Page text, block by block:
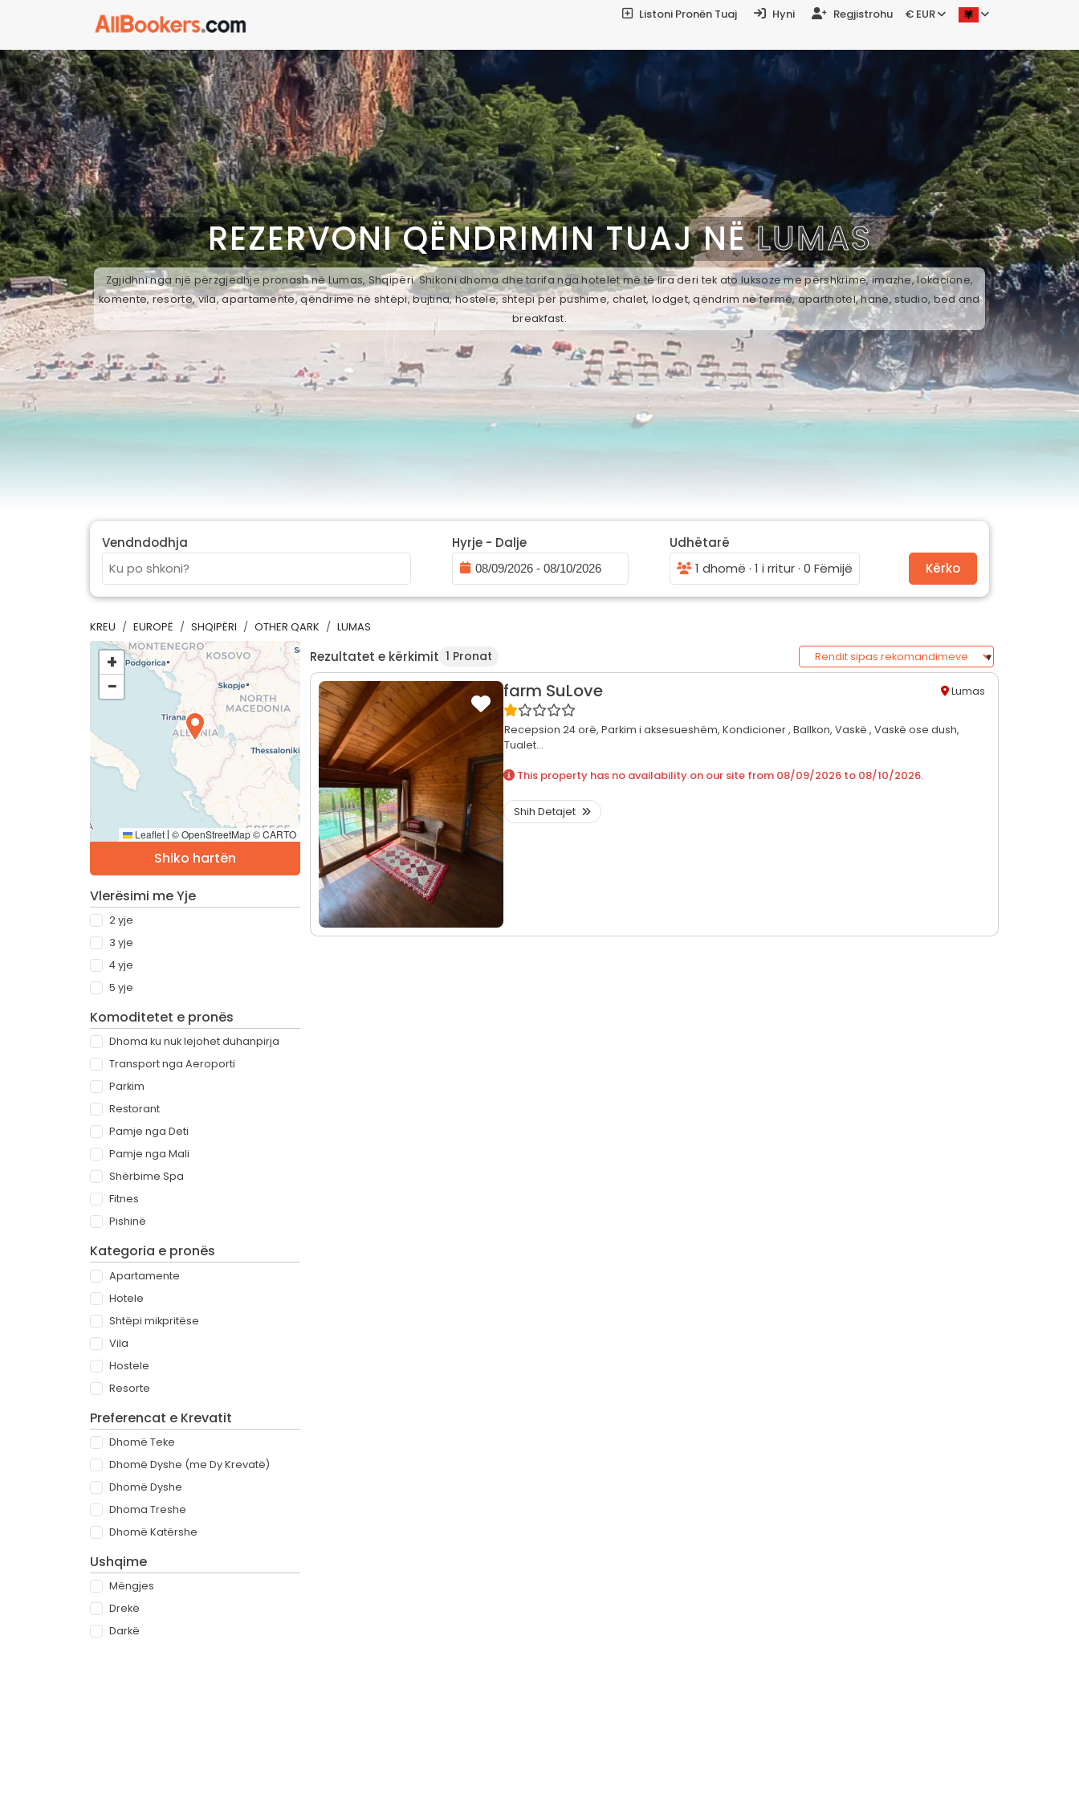
Listoni Pronën Tuaj Hyni Regjistrohu € EUR
REZERVONI QËNDRIMIN TUAJ NËLUMAS
Zgjidhni nga një përzgjedhje pronash në Lumas, Shqipëri. Shikoni dhoma dhe tarifa nga hotelet më të lira deri tek ato luksoze me përshkrime, imazhe, lokacione,
komente, resorte, vila, apartamente, qëndrime në shtëpi, bujtina, hostele, shtepi per pushime, chalet, lodget, qëndrim në fermë, aparthotel, hanë, studio, bed and
breakfast.
Vendndodhja Hyrje - Dalje
Udhëtarë
1 dhomë · 1 i rritur · 0 Fëmijë
Kërko
KREU EUROPË SHQIPËRI OTHER QARK LUMAS
+
−
Leaflet | © OpenStreetMap © CARTO
Shiko hartën
Vlerësimi me Yje
2 yje
3 yje
4 yje
5 yje
Komoditetet e pronës
Dhoma ku nuk lejohet duhanpirja
Transport nga Aeroporti
Parkim
Restorant
Pamje nga Deti
Pamje nga Mali
Shërbime Spa
Fitnes
Pishinë
Kategoria e pronës
Apartamente
Hotele
Shtëpi mikpritëse
Vila
Hostele
Resorte
Preferencat e Krevatit
Dhomë Teke
Dhomë Dyshe (me Dy Krevatë)
Dhomë Dyshe
Dhoma Treshe
Dhomë Katërshe
Ushqime
Mëngjes
Drekë
Darkë
Rezultatet e kërkimit 1 Pronat
farm SuLove Lumas
Recepsion 24 orë, Parkim i aksesueshëm, Kondicioner , Ballkon, Vaskë , Vaskë ose dush,
Tualet...
This property has no availability on our site from 08/09/2026 to 08/10/2026.
Shih Detajet